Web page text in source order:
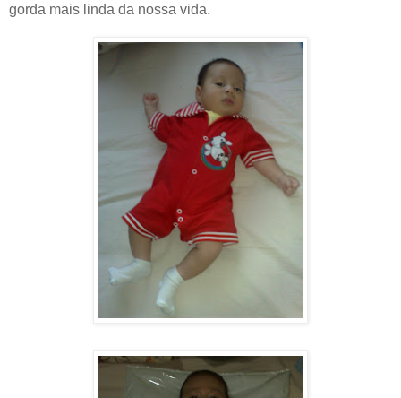
gorda mais linda da nossa vida.